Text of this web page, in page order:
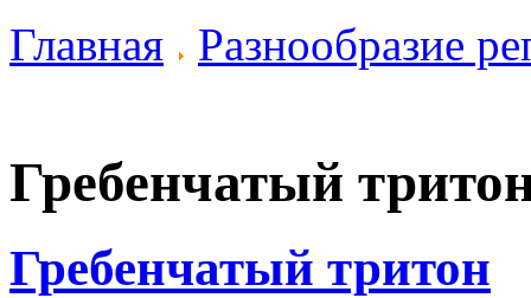
Главная
Разнообразие
Гребенчатый
Гребенчатый тритон